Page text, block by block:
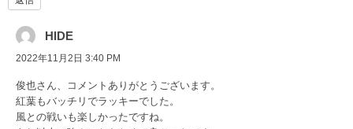
HIDE
2022年11月2日 3:40 PM
俊也さん、コメントありがとうございます。
紅葉もバッチリでラッキーでした。
風との戦いも楽しかったですね。